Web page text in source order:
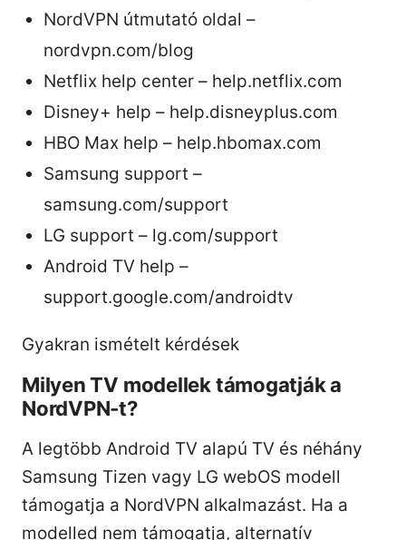
NordVPN útmutató oldal –
nordvpn.com/blog
Netflix help center – help.netflix.com
Disney+ help – help.disneyplus.com
HBO Max help – help.hbomax.com
Samsung support –
samsung.com/support
LG support – lg.com/support
Android TV help –
support.google.com/androidtv
Gyakran ismételt kérdések
Milyen TV modellek támogatják a
NordVPN-t?
A legtöbb Android TV alapú TV és néhány
Samsung Tizen vagy LG webOS modell
támogatja a NordVPN alkalmazást. Ha a
modelled nem támogatja, alternatív